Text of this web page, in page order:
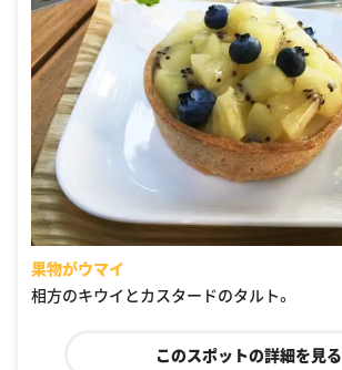
果物がウマイ
相方のキウイとカスタードのタルト。
このスポットの詳細を見る